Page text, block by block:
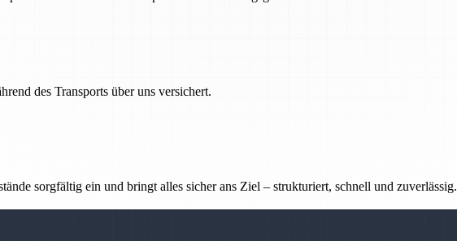
des Transports über uns versichert.
sorgfältig ein und bringt alles sicher ans Ziel – strukturiert, schnell und zuverlässig.